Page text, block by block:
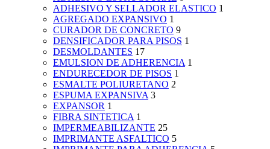
ADHESIVO Y SELLADOR ELASTICO 1
AGREGADO EXPANSIVO 1
CURADOR DE CONCRETO 9
DENSIFICADOR PARA PISOS 1
DESMOLDANTES 17
EMULSION DE ADHERENCIA 1
ENDURECEDOR DE PISOS 1
ESMALTE POLIURETANO 2
ESPUMA EXPANSIVA 3
EXPANSOR 1
FIBRA SINTETICA 1
IMPERMEABILIZANTE 25
IMPRIMANTE ASFALTICO 5